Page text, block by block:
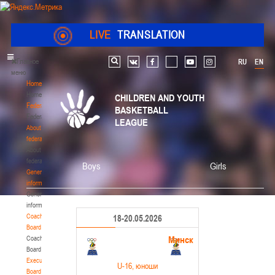
LIVE TRANSLATION
Главное
меню
Home
Home
Federation
Federation
About
federation
About
federation
General
information
General
information
Coaching
Board
Coaching
Board
Executive
Board
RU EN
Search vk facebook youtube instagram
CHILDREN AND YOUTH
BASKETBALL
LEAGUE
Boys Girls
18-20.05.2026
Минск
U-16 , юноши